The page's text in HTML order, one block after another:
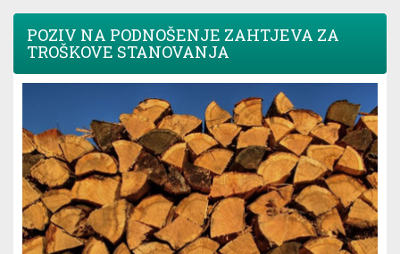
POZIV NA PODNOŠENJE ZAHTJEVA ZA
TROŠKOVE STANOVANJA